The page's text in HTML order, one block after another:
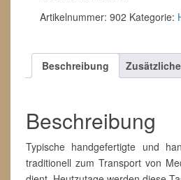
Artikelnummer: 902 Kategorie:
Beschreibung
Beschreibung
Typische handgefertigte und
traditionell zum Transport von